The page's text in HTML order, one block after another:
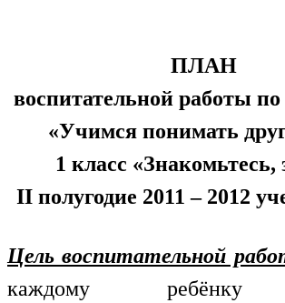
ПЛАН
воспитательной работы
«Учимся понимать
1 класс «Знакомьтесь,
II полугодие 2011 – 2012
Цель воспитательной
каждому ребёнку